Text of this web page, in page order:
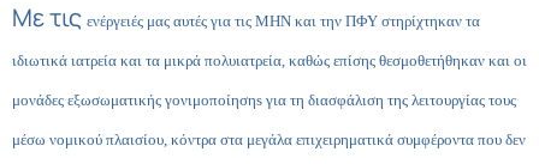
Με τις ενέργειές μας αυτές για τις ΜΗΝ και την ΠΦΥ στηρίχτηκαν τα
ιδιωτικά ιατρεία και τα μικρά πολυιατρεία, καθώς επίσης θεσμοθετήθηκαν και οι
μονάδες εξωσωματικής γονιμοποίησηs για τη διασφάλιση της λειτουργίας τους
μέσω νομικού πλαισίου, κόντρα στα μεγάλα επιχειρηματικά συμφέροντα που δεν